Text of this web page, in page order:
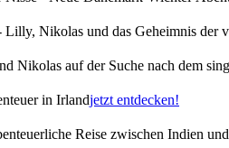
Lilly, Nikolas und das Geheimnis der
Nikolas auf der Suche nach dem
in Irlandjetzt entdecken!
Reise zwischen Indien